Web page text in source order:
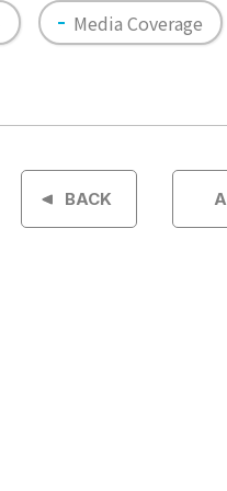
Media Coverage
BACK